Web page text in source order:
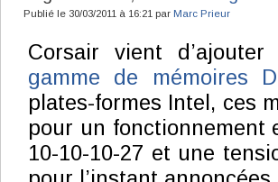
Publié le 30/03/2011 à 16:21 par Marc Prieur
Corsair vient
gamme de mémoires
plates-formes Intel, ces
pour un fonctionnement
10-10-10-27 et une